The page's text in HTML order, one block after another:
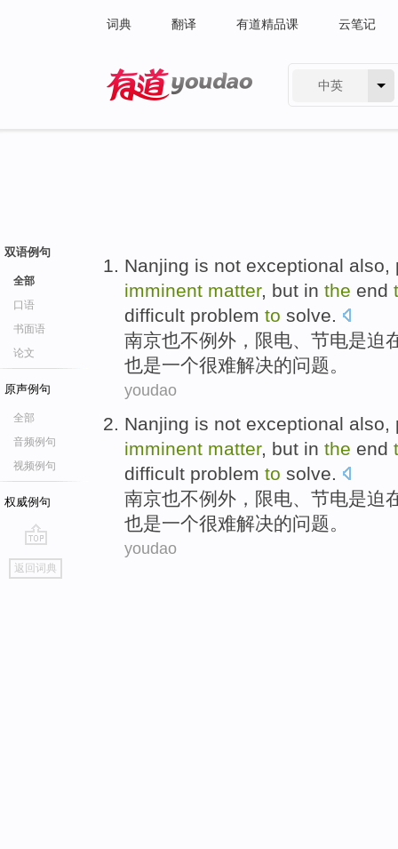
词典 翻译 有道精品课 云笔记
中英
双语例句
全部
口语
书面语
论文
原声例句
全部
音频例句
视频例句
权威例句
go
top
返回词典
Nanjing is not exceptional also,
imminent matter, but in the end
difficult problem to solve.
南京也不例外 ， 限电、 节电是迫
也是一个很难解决的问题。
youdao
Nanjing is not exceptional also,
imminent matter, but in the end
difficult problem to solve.
南京也不例外 ， 限电、 节电是迫
也是一个很难解决的问题。
youdao